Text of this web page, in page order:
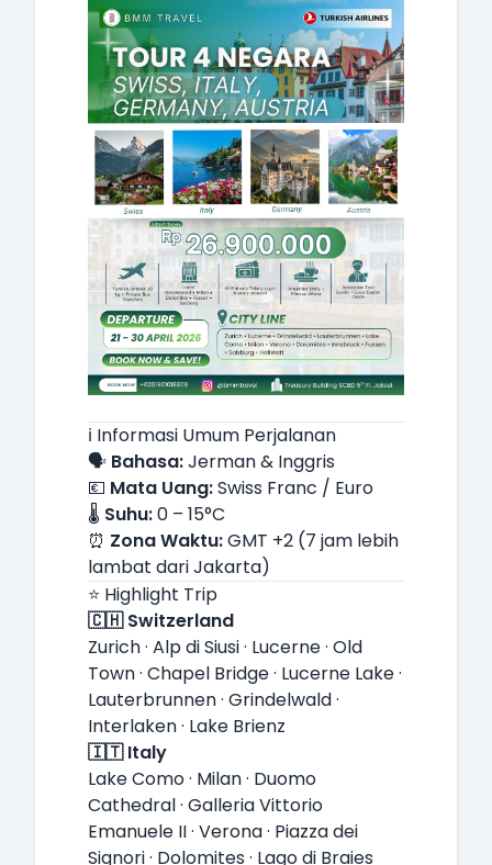
ℹ️ Informasi Umum Perjalanan
🗣️ Bahasa:Jerman & Inggris
💶 Mata Uang:Swiss Franc / Euro
🌡️ Suhu:0 – 15°C
⏰ Zona Waktu:GMT +2 (7 jam lebih
lambat dari Jakarta)
⭐ Highlight Trip
🇨🇭 Switzerland
Zurich · Alp di Siusi · Lucerne · Old
Town · Chapel Bridge · Lucerne Lake ·
Lauterbrunnen · Grindelwald ·
Interlaken · Lake Brienz
🇮🇹 Italy
Lake Como · Milan · Duomo
Cathedral · Galleria Vittorio
Emanuele II · Verona · Piazza dei
Signori · Dolomites · Lago di Braies